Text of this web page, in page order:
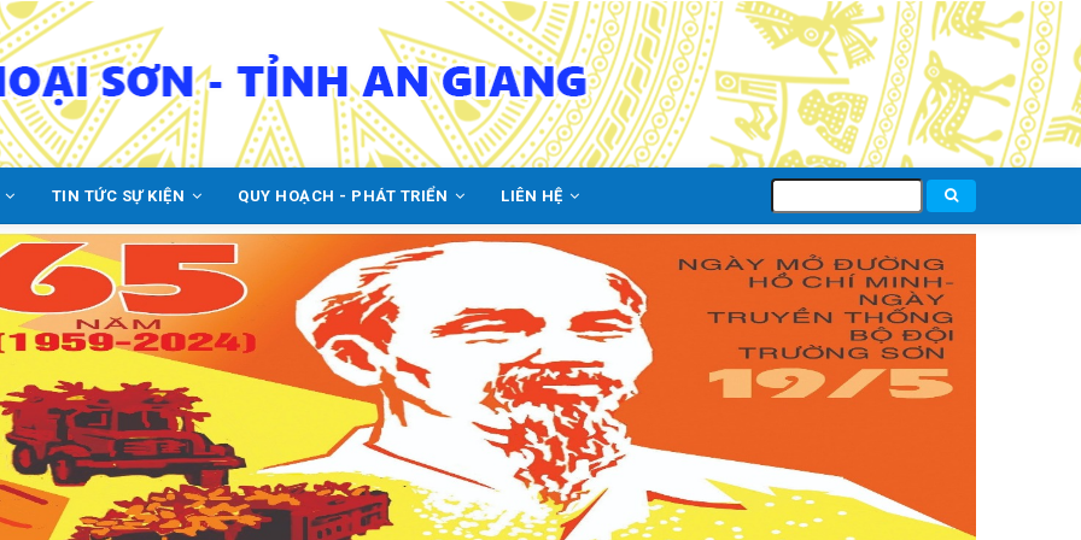
TIN TỨC SỰ KIỆN QUY HOẠCH - PHÁT TRIỂN LIÊN HỆ
kiếm